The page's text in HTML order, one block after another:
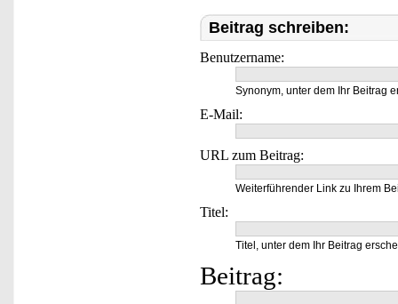
Beitrag schreiben:
Benutzername:
Synonym, unter dem Ihr Beitrag
E-Mail:
URL zum Beitrag:
Weiterführender Link zu Ihrem
Titel:
Titel, unter dem Ihr Beitrag
Beitrag: